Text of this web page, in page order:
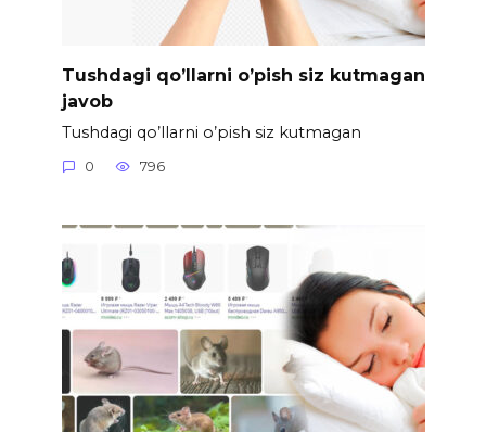
Tushdagi qo’llarni o’pish siz kutmagan
javob
Tushdagi qo’llarni o’pish siz kutmagan
0 796